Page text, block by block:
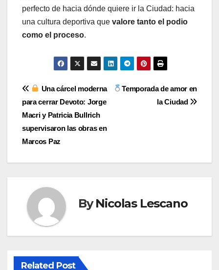
perfecto de hacia dónde quiere ir la Ciudad: hacia
una cultura deportiva que valore tanto el podio
como el proceso.
Navegación
de
entradas
Temporada de amor en
la Ciudad
Una cárcel moderna
para cerrar Devoto: Jorge
Macri y Patricia Bullrich
supervisaron las obras en
Marcos Paz
ByNicolas Lescano
Related Post